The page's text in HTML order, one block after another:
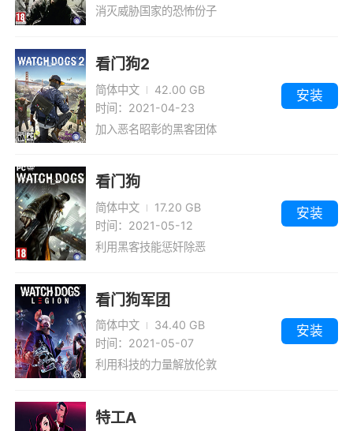
消灭威胁国家的恐怖份子
看门狗2
简体中文
42.00 GB
时间：2021-04-23
加入恶名昭彰的黑客团体
安装
看门狗
简体中文
17.20 GB
时间：2021-05-12
利用黑客技能惩奸除恶
安装
看门狗军团
简体中文
34.40 GB
时间：2021-05-07
利用科技的力量解放伦敦
安装
特工A